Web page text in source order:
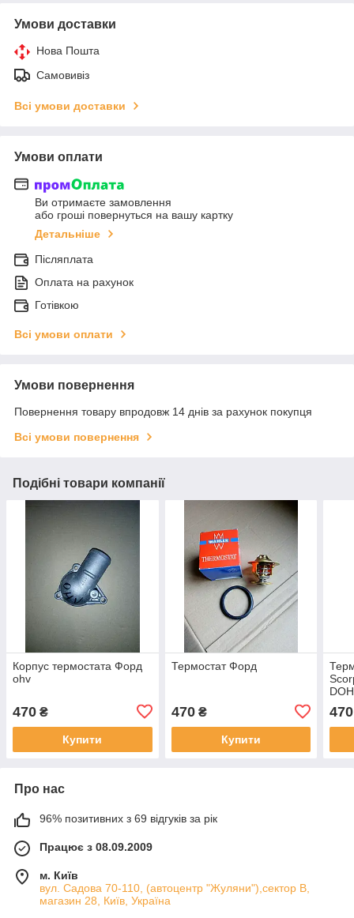
Умови доставки
Нова Пошта
Самовивіз
Всі умови доставки
Умови оплати
Ви отримаєте замовлення
або гроші повернуться на вашу картку
Детальніше
Післяплата
Оплата на рахунок
Готівкою
Всі умови оплати
Умови повернення
Повернення товару впродовж 14 днів за рахунок покупця
Всі умови повернення
Подібні товари компанії
Корпус термостата Форд
ohv
470 ₴
Купити
Термостат Форд
470₴
Купити
470
Про нас
96% позитивних з 69 відгуків за рік
Працює з 08.09.2009
м. Київ
вул. Садова 70-110, (автоцентр "Жуляни"),сектор В,
магазин 28, Київ, Україна